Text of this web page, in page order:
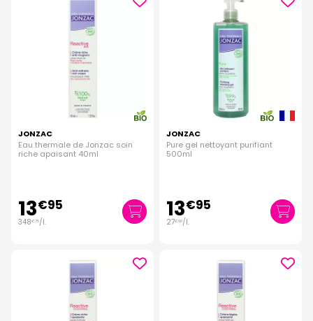
JONZAC
Eau thermale de Jonzac soin
riche apaisant 40ml
13€95
348€75/l.
JONZAC
Pure gel nettoyant purifiant
500ml
13€95
27€90/l.